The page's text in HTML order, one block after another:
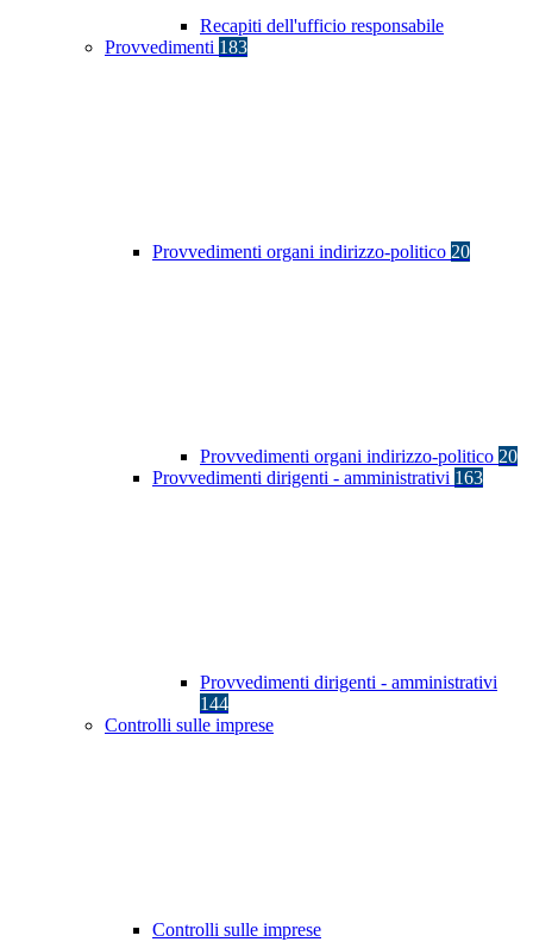
Recapiti dell'ufficio responsabile
Provvedimenti 183
Provvedimenti organi indirizzo-politico 20
Provvedimenti organi indirizzo-politico 20
Provvedimenti dirigenti - amministrativi 163
Provvedimenti dirigenti - amministrativi
144
Controlli sulle imprese
Controlli sulle imprese